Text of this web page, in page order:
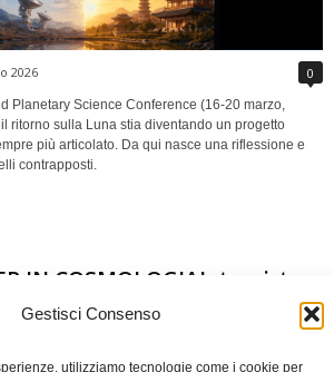
Gestisci Consenso
utilizziamo tecnologie come i cookie per
2026 0
Planetary Science Conference (16-20 marzo,
ritorno sulla Luna stia diventando un progetto
più articolato. Da qui nasce una riflessione e
contrapposti.
IN COSMOLOGIAIntervista a